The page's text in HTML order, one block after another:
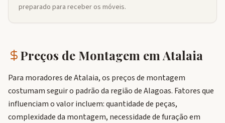
preparado para receber os móveis.
Preços de Montagem em Atalaia
Para moradores de Atalaia, os preços de montagem
costumam seguir o padrão da região de Alagoas. Fatores que
influenciam o valor incluem: quantidade de peças,
complexidade da montagem, necessidade de furação em